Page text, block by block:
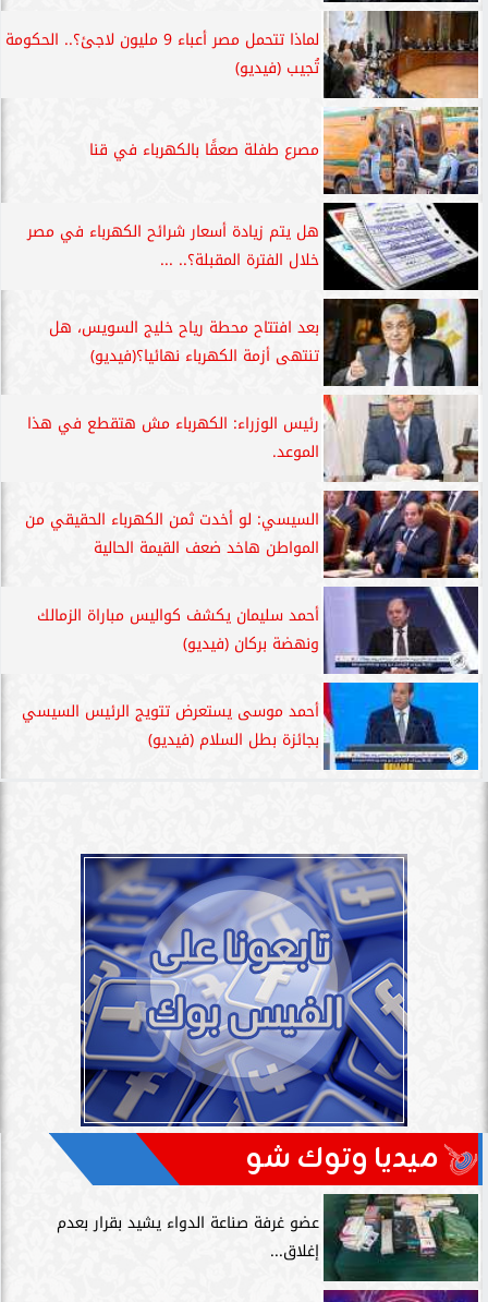
لماذا تتحمل مصر أعباء 9 مليون لاجئ؟.. الحكومة
تُجيب (فيديو)
مصرع طفلة صعقًا بالكهرباء في قنا
هل يتم زيادة أسعار شرائح الكهرباء في مصر
خلال الفترة المقبلة؟.. ...
بعد افتتاح محطة رياح خليج السويس، هل
تنتهى أزمة الكهرباء نهائيا؟(فيديو)
رئيس الوزراء: الكهرباء مش هتقطع في هذا
الموعد.
السيسي: لو أخدت ثمن الكهرباء الحقيقي من
المواطن هاخد ضعف القيمة الحالية
أحمد سليمان يكشف كواليس مباراة الزمالك
ونهضة بركان (فيديو)
أحمد موسى يستعرض تتويج الرئيس السيسي
بجائزة بطل السلام (فيديو)
ميديا وتوك شو
عضو غرفة صناعة الدواء يشيد بقرار بعدم
إغلاق...